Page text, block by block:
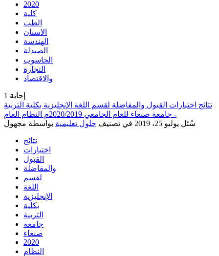
2020
كلية
الطب
الاسنان
الهندسة
الصيدلة
الحاسوب
التجارة
والاقتصاد
1 إجابة
نتائج اختبارات القبول والمفاضلة لقسم اللغة الإنجليزية بكلية التربية
- جامعة صنعاء للعام الجامعي 2020/2019م النظام العام
سُئل يوليو 25، 2019 في تصنيف حلول تعليمية بواسطة مجهول
نتائج
اختبارات
القبول
والمفاضلة
لقسم
اللغة
الإنجليزية
بكلية
التربية
جامعة
صنعاء
2020
النظام